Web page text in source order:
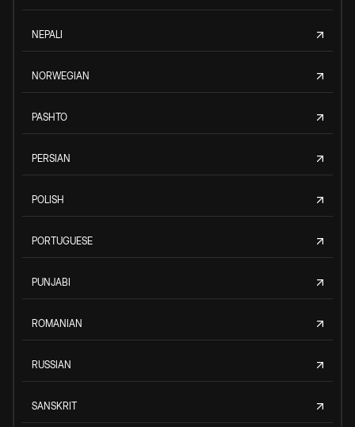
NEPALI
NORWEGIAN
PASHTO
PERSIAN
POLISH
PORTUGUESE
PUNJABI
ROMANIAN
RUSSIAN
SANSKRIT